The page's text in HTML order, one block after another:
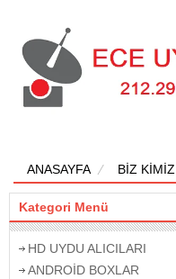
ANASAYFA BİZ KİMİZ
Kategori Menü
HD UYDU ALICILARI
ANDROİD BOXLAR